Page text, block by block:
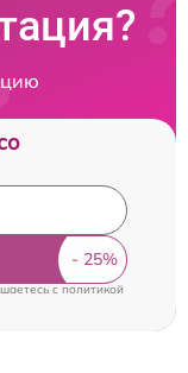
c политикой